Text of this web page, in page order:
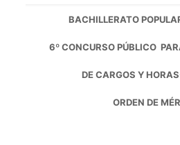
BACHILLERATO
6º CONCURSO PÚBLICO
DE CARGOS Y
ORDEN DE